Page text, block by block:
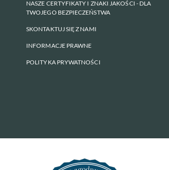
NASZE CERTYFIKATY I ZNAKI JAKOŚCI - DLA
TWOJEGO BEZPIECZEŃSTWA
SKONTAKTUJ SIĘ Z NAMI
INFORMACJE PRAWNE
POLITYKA PRYWATNOŚCI